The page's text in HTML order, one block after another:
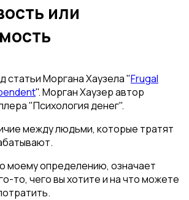
или
статьи Моргана Хаузела "Frugal
". Морган Хаузер автор
"Психология денег".
между людьми, которые тратят
моему определению, означает
то, чего вы хотите и на что можете